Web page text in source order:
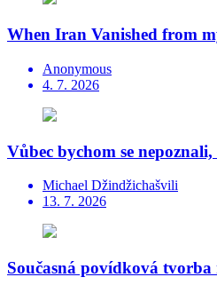
When Iran Vanished from
Anonymous
4. 7. 2026
Vůbec bychom se
Michael Džindžichašvili
13. 7. 2026
Současná povídková tvorba